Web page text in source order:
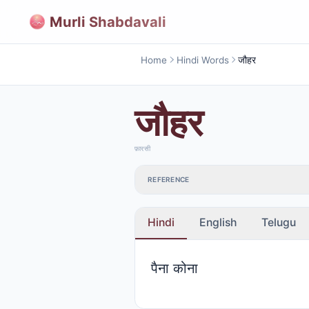
Murli Shabdavali
Home Hindi Words जौहर
जौहर
फ़ारसी
REFERENCE
Hindi English Telugu
पैना कोना